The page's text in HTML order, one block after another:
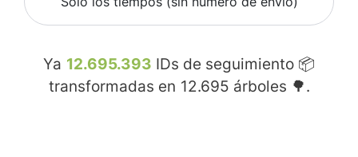
Ya 12.695.393 IDs de seguimiento 📦
transformadas en 12.695 árboles 🌳.